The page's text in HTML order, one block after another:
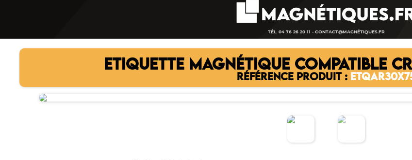
TÉL. 04 76 26 20 11 - CONTACT@MAGNÉTIQUES.FR
ETIQUETTE MAGNÉTIQUE COMPATIBLE
RÉFÉRENCE PRODUIT :